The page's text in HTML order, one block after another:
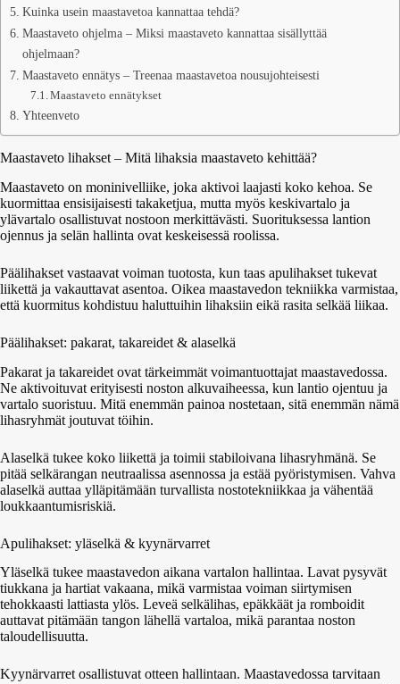
Kuinka usein maastavetoa kannattaa tehdä?
Maastaveto ohjelma – Miksi maastaveto kannattaa sisällyttää
ohjelmaan?
Maastaveto ennätys – Treenaa maastavetoa nousujohteisesti
Maastaveto ennätykset
Yhteenveto
Maastaveto lihakset – Mitä lihaksia maastaveto kehittää?
Maastaveto on moninivelliike, joka aktivoi laajasti koko kehoa. Se
kuormittaa ensisijaisesti takaketjua, mutta myös keskivartalo ja
ylävartalo osallistuvat nostoon merkittävästi. Suorituksessa lantion
ojennus ja selän hallinta ovat keskeisessä roolissa.
Päälihakset vastaavat voiman tuotosta, kun taas apulihakset tukevat
liikettä ja vakauttavat asentoa. Oikea maastavedon tekniikka varmistaa,
että kuormitus kohdistuu haluttuihin lihaksiin eikä rasita selkää liikaa.
Päälihakset: pakarat, takareidet & alaselkä
Pakarat ja takareidet ovat tärkeimmät voimantuottajat maastavedossa.
Ne aktivoituvat erityisesti noston alkuvaiheessa, kun lantio ojentuu ja
vartalo suoristuu. Mitä enemmän painoa nostetaan, sitä enemmän nämä
lihasryhmät joutuvat töihin.
Alaselkä tukee koko liikettä ja toimii stabiloivana lihasryhmänä. Se
pitää selkärangan neutraalissa asennossa ja estää pyöristymisen. Vahva
alaselkä auttaa ylläpitämään turvallista nostotekniikkaa ja vähentää
loukkaantumisriskiä.
Apulihakset: yläselkä & kyynärvarret
Yläselkä tukee maastavedon aikana vartalon hallintaa. Lavat pysyvät
tiukkana ja hartiat vakaana, mikä varmistaa voiman siirtymisen
tehokkaasti lattiasta ylös. Leveä selkälihas, epäkkäät ja romboidit
auttavat pitämään tangon lähellä vartaloa, mikä parantaa noston
taloudellisuutta.
Kyynärvarret osallistuvat otteen hallintaan. Maastavedossa tarvitaan